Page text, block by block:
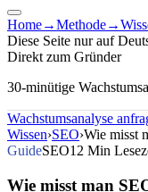
Home→Methode→
Diese Seite nur auf
Direkt zum Gründer
30-minütige
Wachstumsanalyse
Wissen›SEO›Wie misst
GuideSEO12 Min
Wie misst man